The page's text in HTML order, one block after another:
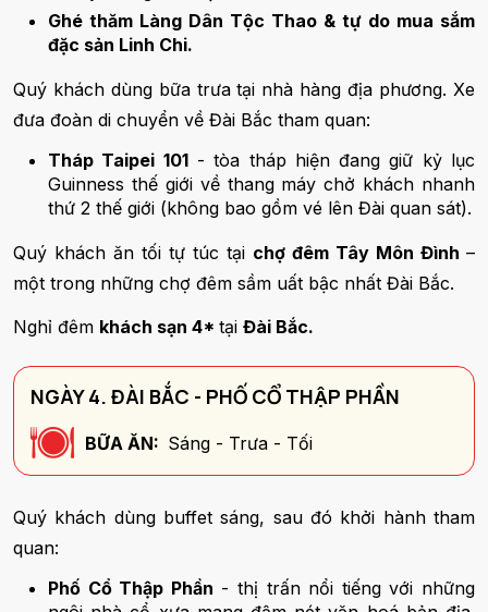
Ghé thăm Làng Dân Tộc Thao & tự do mua sắm
đặc sản Linh Chi.
Quý khách dùng bữa trưa tại nhà hàng địa phương. Xe
đưa đoàn di chuyển về Đài Bắc tham quan:
Tháp Taipei 101- tòa tháp hiện đang giữ kỷ lục
Guinness thế giới về thang máy chở khách nhanh
thứ 2 thế giới (không bao gồm vé lên Đài quan sát).
Quý khách ăn tối tự túc tại chợ đêm Tây Môn Đình –
một trong những chợ đêm sầm uất bậc nhất Đài Bắc.
Nghỉ đêm khách sạn 4* tại Đài Bắc.
NGÀY 4. ĐÀI BẮC - PHỐ CỔ THẬP PHẦN
BỮA ĂN: Sáng - Trưa - Tối
Quý khách dùng buffet sáng, sau đó khởi hành tham
quan:
Phố Cổ Thập Phần - thị trấn nổi tiếng với những